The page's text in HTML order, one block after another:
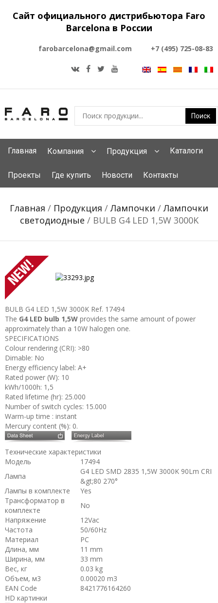
Сайт официального дистрибьютора Faro
Barcelona в России
farobarcelona@gmail.com +7 (495) 725-08-83
Главная Компания Продукция Каталоги
Проекты Где купить Новости Контакты
Главная / Продукция /Лампочки /Лампочки
светодиодные / BULB G4 LED 1,5W 3000K
BULB G4 LED 1,5W 3000K Ref. 17494
The G4 LED bulb 1,5W provides the same amount of power
approximately than a 10W halogen one.
SPECIFICATIONS
Colour rendering (CRI): >80
Dimable: No
Energy efficiency label: A+
Rated power (W): 10
kWh/1000h: 1,5
Rated lifetime (hr): 25.000
Number of switch cycles: 15.000
Warm-up time : instant
Mercury content (%): 0.
Технические характеристики
Модель
17494
Лампа
G4 LED SMD 2835 1,5W 3000K 90Lm CRI
&gt;80 270°
Лампы в комплекте
Yes
Трансформатор в
комплекте
No
Напряжение
12Vac
Частота
50/60Hz
Материал
PC
Длина, мм
11 mm
Ширина, мм
33 mm
Вес, кг
0.03 kg
Объем, м3
0.00020 m3
EAN Code
8421776164260
HD картинки